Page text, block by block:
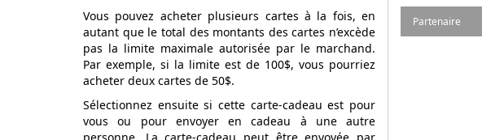
Vous pouvez acheter plusieurs cartes à la fois, en
autant que le total des montants des cartes n’excède
pas la limite maximale autorisée par le marchand.
Par exemple, si la limite est de 100$, vous pourriez
acheter deux cartes de 50$.
Sélectionnez ensuite si cette carte-cadeau est pour
vous ou pour envoyer en cadeau à une autre
Partenaire